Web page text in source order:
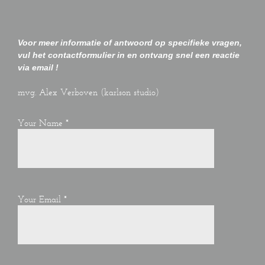
Voor meer informatie of antwoord op specifieke vragen,
vul het contactformulier in en ontvang snel een reactie
via email !
mvg. Alex Verboven (karlson studio)
Your Name *
Your Email *